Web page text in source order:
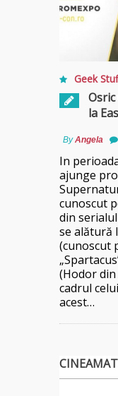
Geek
la
ByAngela
In
ajunge
cunoscut
din
se alătură
(cunoscut
(Hodor din
cadrul
acest…